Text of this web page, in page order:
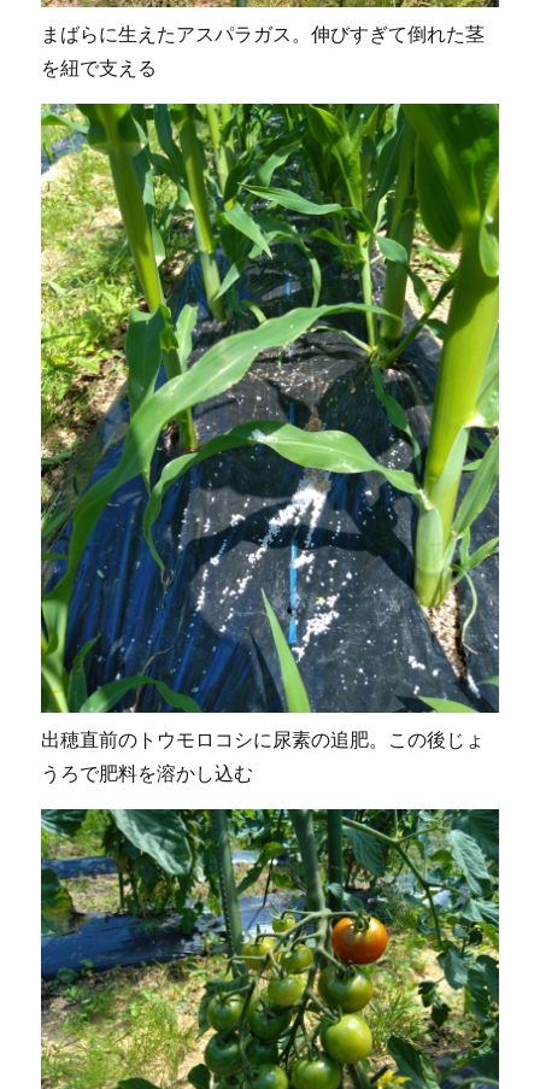
まばらに生えたアスパラガス。伸びすぎて倒れた茎
を紐で支える
出穂直前のトウモロコシに尿素の追肥。この後じょ
うろで肥料を溶かし込む